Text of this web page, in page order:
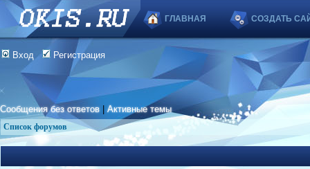
ГЛАВНАЯ СОЗДАТЬ
Вход Регистрация
Сообщения без ответов |Активные темы
Список форумов